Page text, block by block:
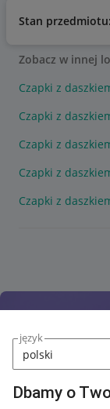
język
Dbamy o
Stan
Zobacz w innej
Czapki z
Czapki z
Czapki z
Czapki z
Czapki z